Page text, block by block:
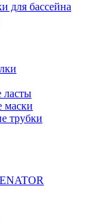
для бассейна
ласты
маски
трубки